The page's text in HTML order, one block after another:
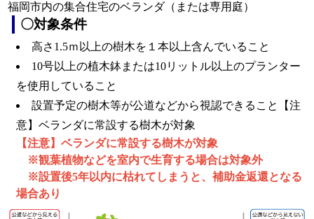
福岡市内の集合住宅のベランダ（または専用庭）
〇対象条件
高さ1.5ｍ以上の樹木を１本以上含んでいること
10号以上の植木鉢または10リットル以上のプランター
を使用していること
設置予定の樹木等が公道などから視認できること【注
意】ベランダに常設する樹木が対象
【注意】ベランダに常設する樹木が対象
※観葉植物などを室内で生育する場合は対象外
※設置後5年以内に枯れてしまうと、補助金返還となる
場合あり